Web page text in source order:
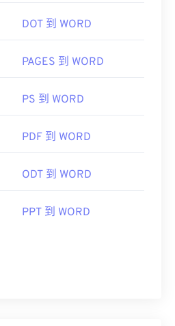
en/products/creator/pro/
DOT 到 WORD
PAGES 到 WORD
PS 到 WORD
PDF 到 WORD
ODT 到 WORD
PPT 到 WORD